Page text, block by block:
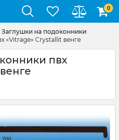
0
Заглушки на подоконники
«Vitrage» Crystallit венге
пвх